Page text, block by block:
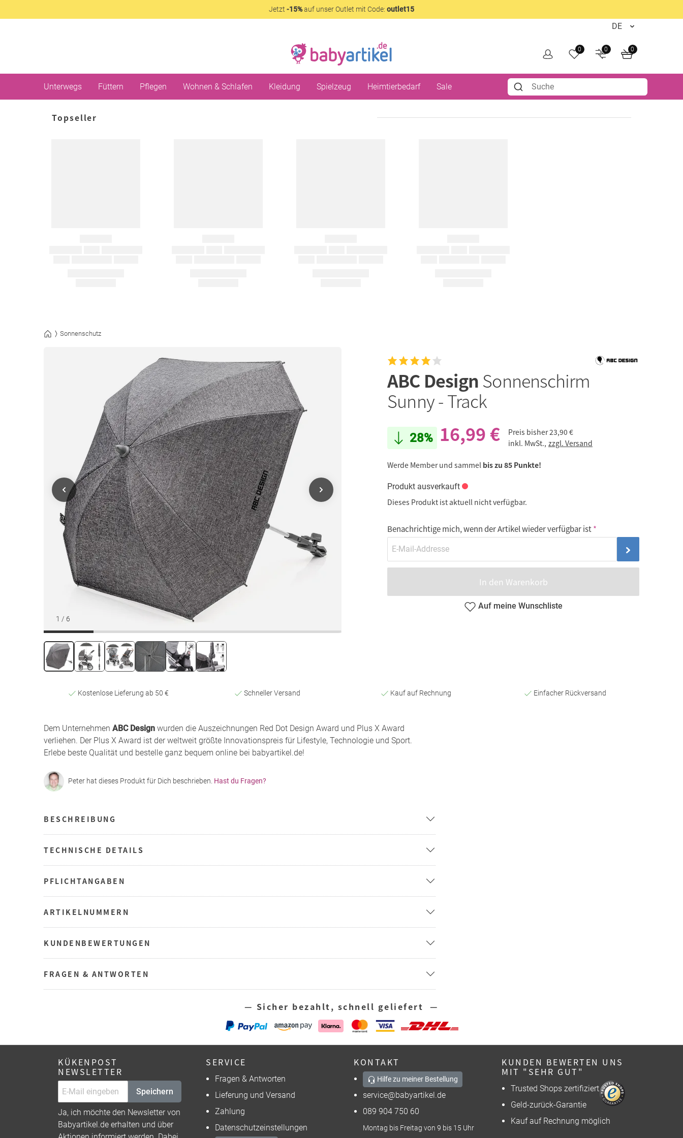
Jetzt -15%auf unser Outlet mit Code: outlet15
0 0 0
Unterwegs Füttern Pflegen Wohnen & Schlafen Kleidung Spielzeug Heimtierbedarf Sale
Topseller
Sonnenschutz
1 / 6
ABC Design Sonnenschirm
Sunny - Track
28% 16,99 € Preis bisher23,90 €
inkl. MwSt., zzgl. Versand
Werde Member und sammel bis zu 85 Punkte!
Produkt ausverkauft
Dieses Produkt ist aktuell nicht verfügbar.
Benachrichtige mich, wenn der Artikel wieder verfügbar ist
In den Warenkorb
Auf meine Wunschliste
Kostenlose Lieferung ab 50 € Schneller Versand Kauf auf Rechnung Einfacher Rückversand
Dem Unternehmen ABC Design wurden die Auszeichnungen Red Dot Design Award und Plus X Award
verliehen. Der Plus X Award ist der weltweit größte Innovationspreis für Lifestyle, Technologie und Sport.
Erlebe beste Qualität und bestelle ganz bequem online bei babyartikel.de!
Peter hat dieses Produkt für Dich beschrieben. Hast du Fragen?
BESCHREIBUNG
TECHNISCHE DETAILS
PFLICHTANGABEN
ARTIKELNUMMERN
KUNDENBEWERTUNGEN
FRAGEN & ANTWORTEN
— Sicher bezahlt, schnell geliefert —
KÜKENPOST
NEWSLETTER
Speichern
Ja, ich möchte den Newsletter von
Babyartikel.de erhalten und über
SERVICE
Fragen & Antworten
Lieferung und Versand
Zahlung
Datenschutzeinstellungen
KONTAKT
Hilfe zu meiner Bestellung
service@babyartikel.de
089 904 750 60
Montag bis Freitag von 9 bis 15 Uhr
KUNDEN BEWERTEN UNS
MIT "SEHR GUT"
Trusted Shops zertifiziert
Geld-zurück-Garantie
Kauf auf Rechnung möglich